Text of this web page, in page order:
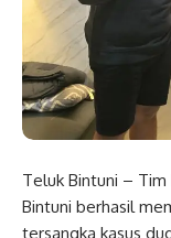
Teluk Bintuni – Tim
Bintuni berhasil
tersangka kasus